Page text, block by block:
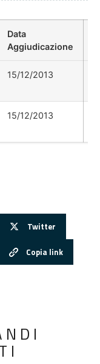
Data
Aggiudicazione
15/12/2013
15/12/2013
Twitter
Copia link